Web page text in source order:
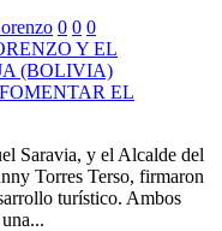
0 0 0
Saravia, y el Alcalde del
Torres Terso, firmaron
turístico. Ambos